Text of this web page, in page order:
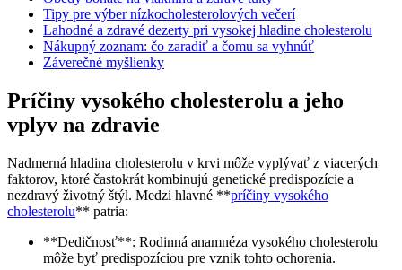
Tipy pre výber nízkocholesterolových⁢ večerí
Lahodné a zdravé‌ dezerty pri vysokej hladine cholesterolu
Nákupný zoznam: čo zaradiť a čomu sa vyhnúť
Záverečné myšlienky
Príčiny vysokého cholesterolu a jeho
vplyv na zdravie
Nadmerná ⁣hladina cholesterolu v ⁤krvi môže vyplývať z viacerých
faktorov, ktoré častokrát kombinujú ‍genetické⁣ predispozície ⁤a
nezdravý životný štýl. ⁢Medzi hlavné **príčiny vysokého
cholesterolu** ​patria:
**Dedičnosť**: Rodinná anamnéza ‍vysokého cholesterolu
môže byť predispozíciou pre vznik tohto ochorenia.